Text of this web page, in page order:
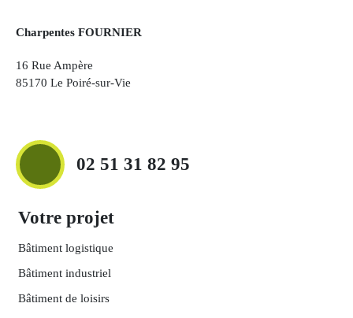
Charpentes FOURNIER
16 Rue Ampère
85170 Le Poiré-sur-Vie
02 51 31 82 95
Votre projet
Bâtiment logistique
Bâtiment industriel
Bâtiment de loisirs